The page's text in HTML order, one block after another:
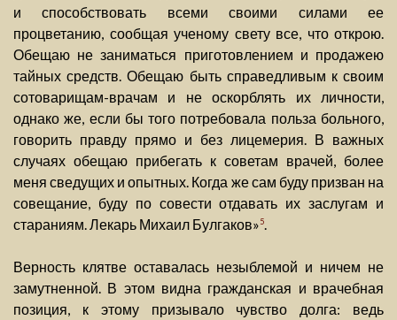
и способствовать всеми своими силами ее
процветанию, сообщая ученому свету все, что открою.
Обещаю не заниматься приготовлением и продажею
тайных средств. Обещаю быть справедливым к своим
сотоварищам-врачам и не оскорблять их личности,
однако же, если бы того потребовала польза больного,
говорить правду прямо и без лицемерия. В важных
случаях обещаю прибегать к советам врачей, более
меня сведущих и опытных. Когда же сам буду призван на
совещание, буду по совести отдавать их заслугам и
стараниям. Лекарь Михаил Булгаков»5.
Верность клятве оставалась незыблемой и ничем не
замутненной. В этом видна гражданская и врачебная
позиция, к этому призывало чувство долга: ведь